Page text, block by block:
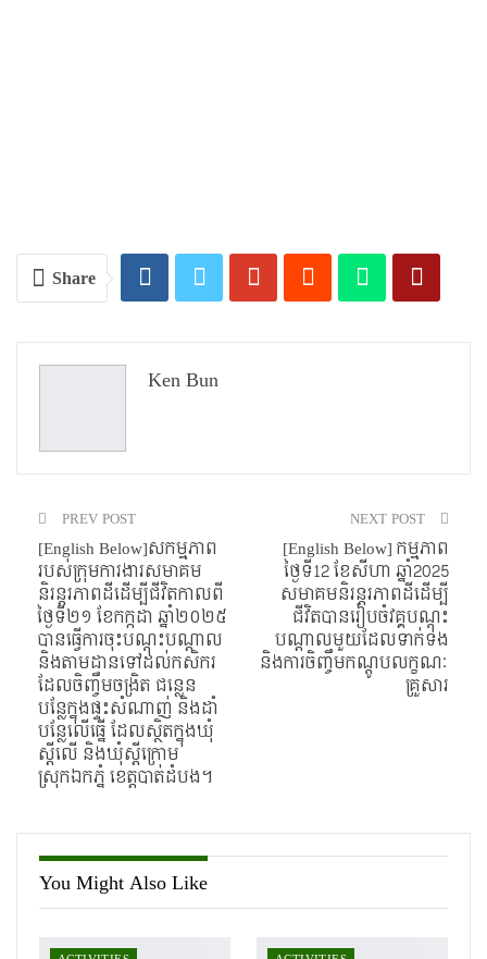
Share
Ken Bun
PREV POST
[English Below]សកម្មភាព
របស់ក្រុមការងារសមាគម
និរន្ដរភាពដីដើម្បីជីវិតកាលពី
ថ្ងៃទី២១ ខែកក្កដា ឆ្នាំ២០២៥
បានធ្វើការចុះបណ្ដុះបណ្ដាល
និងតាមដានទៅដល់កសិករ
ដែលចិញ្ចឹមចង្រិត ជន្លេន
បន្លែក្នុងផ្ទះសំណាញ់ និងដាំ
បន្លែលើធ្នើ ដែលស្ថិតក្នុងឃុំ
ស្ដីលើ និងឃុំស្ដីក្រោម
ស្រុកឯកភ្នំ ខេត្ដបាត់ដំបង។
NEXT POST
[English Below] កម្មភាព
ថ្ងៃទី12 ខែសីហា ឆ្នាំ2025
សមាគមនិរន្តរភាពដីដើម្បី
ជីវិតបានរៀបចំវគ្គបណ្ដុះ
បណ្ដាលមួយដែលទាក់ទង
និងការចិញ្ចឹមកណ្ដូបលក្ខណៈ
គ្រួសារ
You Might Also Like